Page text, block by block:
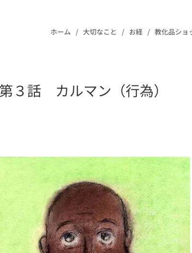
ホーム 大切なこと お経 教化品ショ
第３話 カルマン（行為）